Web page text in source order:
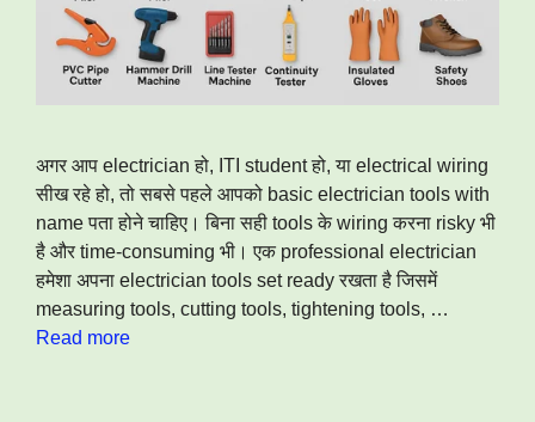
अगर आप electrician हो, ITI student हो, या electrical wiring
सीख रहे हो, तो सबसे पहले आपको basic electrician tools with
name पता होने चाहिए। बिना सही tools के wiring करना risky भी
है और time-consuming भी। एक professional electrician
हमेशा अपना electrician tools set ready रखता है जिसमें
measuring tools, cutting tools, tightening tools, …
Read more